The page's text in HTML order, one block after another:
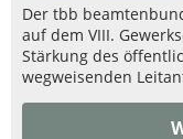
Der tbb
auf dem VIII.
Stärkung des
wegweisenden